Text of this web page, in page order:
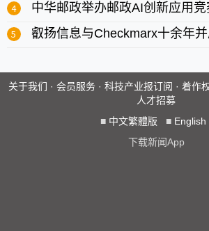
中华邮政举办邮政AI创新应用竞赛 携手叡扬
叡扬信息与Checkmarx十余年并肩 见证并持续
关于我们 · 会员服务 · 科技产业报订阅 · 着作
人才招募
■ 中文繁體版 ■ English
下载新闻App